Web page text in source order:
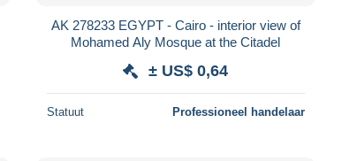
AK 278233 EGYPT - Cairo - interior view of
Mohamed Aly Mosque at the Citadel
± US$ 0,64
Statuut Professioneel handelaar